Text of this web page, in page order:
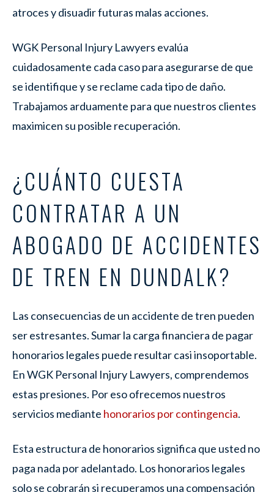
atroces y disuadir futuras malas acciones.
WGK Personal Injury Lawyers evalúa
cuidadosamente cada caso para asegurarse de que
se identifique y se reclame cada tipo de daño.
Trabajamos arduamente para que nuestros clientes
maximicen su posible recuperación.
¿CUÁNTO CUESTA
CONTRATAR A UN
ABOGADO DE ACCIDENTES
DE TREN EN DUNDALK?
Las consecuencias de un accidente de tren pueden
ser estresantes. Sumar la carga financiera de pagar
honorarios legales puede resultar casi insoportable.
En WGK Personal Injury Lawyers, comprendemos
estas presiones. Por eso ofrecemos nuestros
servicios mediante honorarios por contingencia.
Esta estructura de honorarios significa que usted no
paga nada por adelantado. Los honorarios legales
solo se cobrarán si recuperamos una compensación